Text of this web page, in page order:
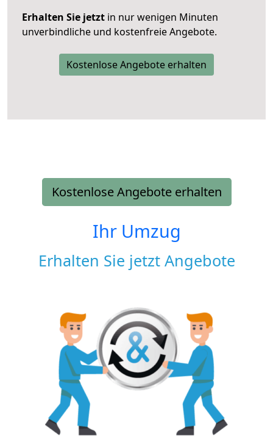
Erhalten Sie jetzt in nur wenigen Minuten
unverbindliche und kostenfreie Angebote.
Kostenlose Angebote erhalten
Kostenlose Angebote erhalten
Ihr Umzug
Erhalten Sie jetzt Angebote